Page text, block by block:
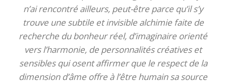
n’ai rencontré ailleurs, peut-être parce qu’il s’y
trouve une subtile et invisible alchimie faite de
recherche du bonheur réel, d’imaginaire orienté
vers l’harmonie, de personnalités créatives et
sensibles qui osent affirmer que le respect de la
dimension d’âme offre à l’être humain sa source